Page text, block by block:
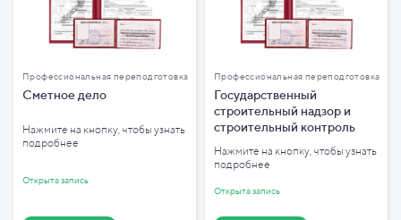
Профессиональная переподготовка
Сметное дело
Нажмите на кнопку, чтобы узнать
подробнее
Открыта запись
Профессиональная переподготовка
Государственный
строительный надзор и
строительный контроль
Нажмите на кнопку, чтобы узнать
подробнее
Открыта запись